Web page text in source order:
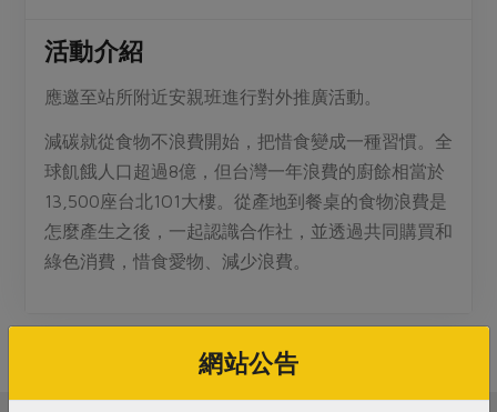
美妝保養
防災用品
最新產品
優惠專區
素食專區
主題食譜
異國料理
年菜食譜
節慶大餐
2024農業發展計畫年度報告
更多議題活動
傳到心坎裡，誠心又澎派
綠主張月刊
典藏閱覽室
社務專區
選舉專區
最新消息
媒體報導
下載專區
地區活動
活動報下載
活動介紹
應邀至站所附近安親班進行對外推廣活動。
減碳就從食物不浪費開始，把惜食變成一種習慣。全
球飢餓人口超過8億，但台灣一年浪費的廚餘相當於
13,500座台北1O1大樓。從產地到餐桌的食物浪費是
怎麼產生之後，一起認識合作社，並透過共同購買和
綠色消費，惜食愛物、減少浪費。
網站公告